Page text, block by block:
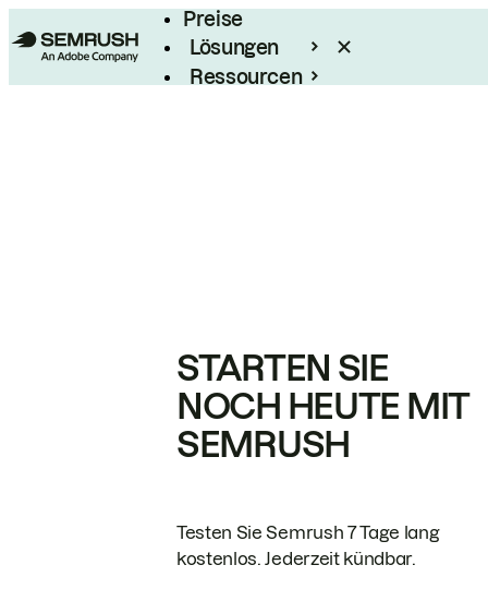
Preise
Lösungen
Ressourcen
STARTEN SIE
NOCH HEUTE MIT
SEMRUSH
Testen Sie Semrush 7 Tage lang
kostenlos. Jederzeit kündbar.